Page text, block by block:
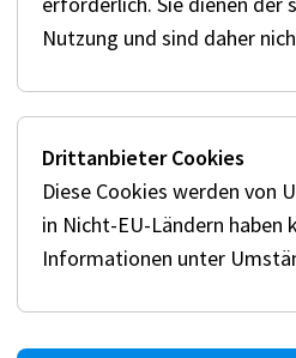
Nutzung und sind daher
Drittanbieter Cookies
Diese Cookies werden von
in Nicht-EU-Ländern
Informationen unter